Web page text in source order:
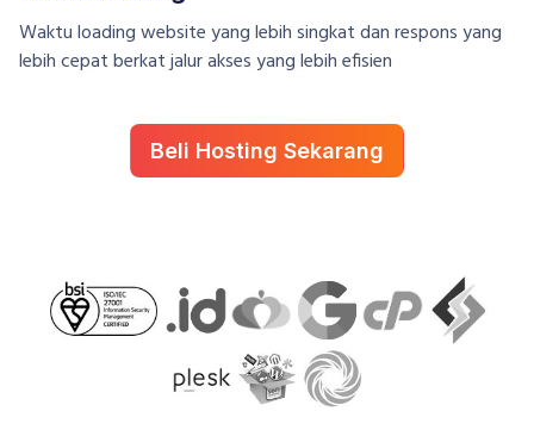
Waktu loading website yang lebih singkat dan respons yang
lebih cepat berkat jalur akses yang lebih efisien
Beli Hosting Sekarang